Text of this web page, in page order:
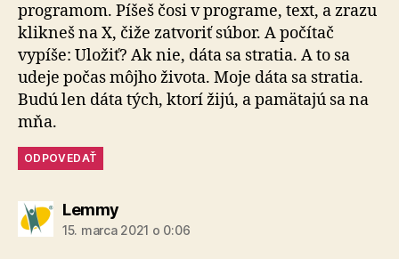
programom. Píšeš čosi v programe, text, a zrazu
klikneš na X, čiže zatvoriť súbor. A počítač
vypíše: Uložiť? Ak nie, dáta sa stratia. A to sa
udeje počas môjho života. Moje dáta sa stratia.
Budú len dáta tých, ktorí žijú, a pamätajú sa na
mňa.
ODPOVEDAŤ
Lemmyhovorí:
15. marca 2021 o 0:06